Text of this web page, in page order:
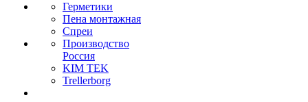
Герметики
Пена монтажная
Спреи
Производство
Россия
KIM TEK
Trellerborg